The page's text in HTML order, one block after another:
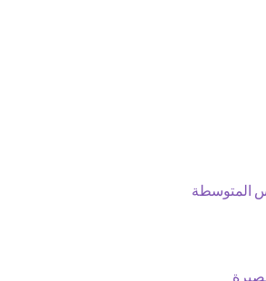
المتوسطة